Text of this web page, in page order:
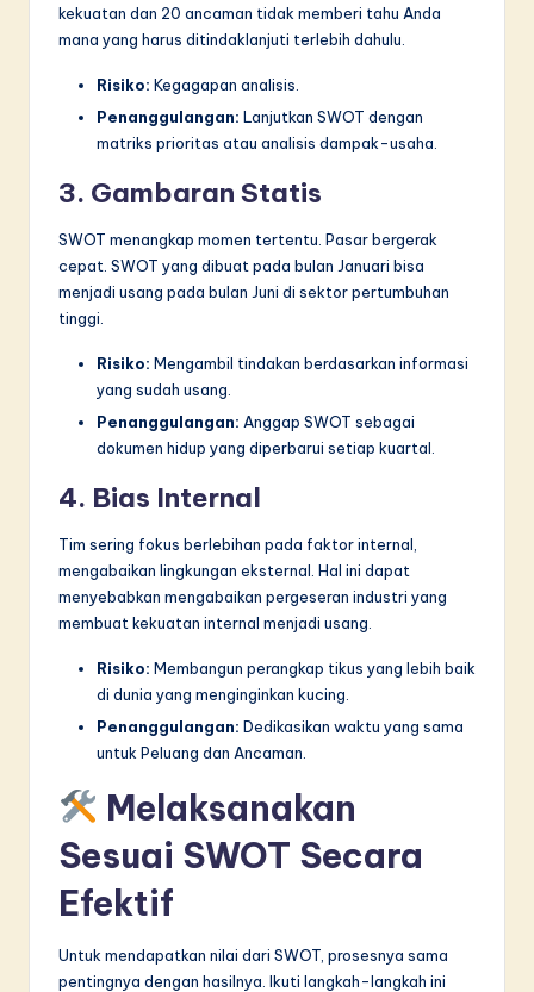
kekuatan dan 20 ancaman tidak memberi tahu Anda
mana yang harus ditindaklanjuti terlebih dahulu.
Risiko: Kegagapan analisis.
Penanggulangan: Lanjutkan SWOT dengan
matriks prioritas atau analisis dampak-usaha.
3. Gambaran Statis
SWOT menangkap momen tertentu. Pasar bergerak
cepat. SWOT yang dibuat pada bulan Januari bisa
menjadi usang pada bulan Juni di sektor pertumbuhan
tinggi.
Risiko: Mengambil tindakan berdasarkan informasi
yang sudah usang.
Penanggulangan: Anggap SWOT sebagai
dokumen hidup yang diperbarui setiap kuartal.
4. Bias Internal
Tim sering fokus berlebihan pada faktor internal,
mengabaikan lingkungan eksternal. Hal ini dapat
menyebabkan mengabaikan pergeseran industri yang
membuat kekuatan internal menjadi usang.
Risiko: Membangun perangkap tikus yang lebih baik
di dunia yang menginginkan kucing.
Penanggulangan: Dedikasikan waktu yang sama
untuk Peluang dan Ancaman.
Melaksanakan
Sesuai SWOT Secara
Efektif
Untuk mendapatkan nilai dari SWOT, prosesnya sama
pentingnya dengan hasilnya. Ikuti langkah-langkah ini